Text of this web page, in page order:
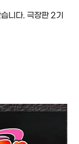
니다. 극장판 2기